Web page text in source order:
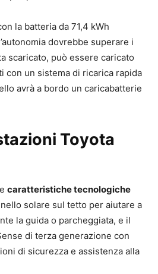
la batteria da 71,4 kWh
dovrebbe superare i
scaricato, può essere caricato
con un sistema di ricarica rapida
avrà a bordo un caricabatterie
Toyota
caratteristiche tecnologiche
solare sul tetto per aiutare a
la guida o parcheggiata, e il
di terza generazione con
di sicurezza e assistenza alla